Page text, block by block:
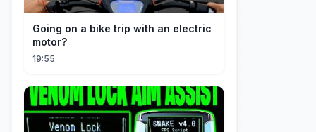
Going on a bike trip with an electric
motor?
19:55